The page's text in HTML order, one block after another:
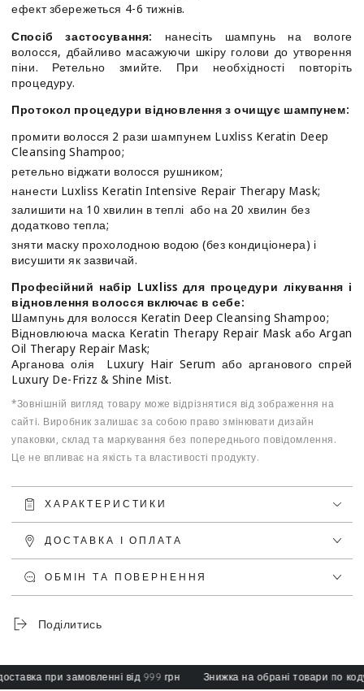
ефект збережеться 4-6 тижнів.
Спосіб застосування: нанесіть шампунь на вологе
волосся, дбайливо масажуючи шкіру голови до утворення
піни. Ретельно змийте. При необхідності повторіть
процедуру.
Протокол процедури відновлення з очищує шампунем:
промити волосся 2 рази шампунем Luxliss Keratin Deep
Cleansing Shampoo;
ретельно віджати волосся рушником;
нанести Luxliss Keratin Intensive Repair Therapy Mask;
залишити на 10 хвилин в теплі або на 20 хвилин без
додатково тепла;
зняти маску прохолодною водою (без кондиціонера) і
висушити як зазвичай.
Професійний набір Luxliss для процедури лікування і
відновлення волосся включає в себе:
Шампунь для волосся Keratin Deep Cleansing Shampoo;
Відновлююча маска Keratin Therapy Repair Mask або Argan
Oil Therapy Repair Mask;
Арганова олія Luxury Hair Serum або арганового спрей
Luxury De-Frizz & Shine Mist.
*Зовнішній вигляд товару може відрізнятися від зображення на
сайті. Виробник залишає за собою право змінювати дизайн
упаковки, склад та маркування без попереднього повідомлення.
Це не впливає на якість та властивості продукту.
ХАРАКТЕРИСТИКИ
ДОСТАВКА І ОПЛАТА
ОБМІН ТА ПОВЕРНЕННЯ
Поділитись
при замовленні від 999 грн Знижка на обрані товари по коду: